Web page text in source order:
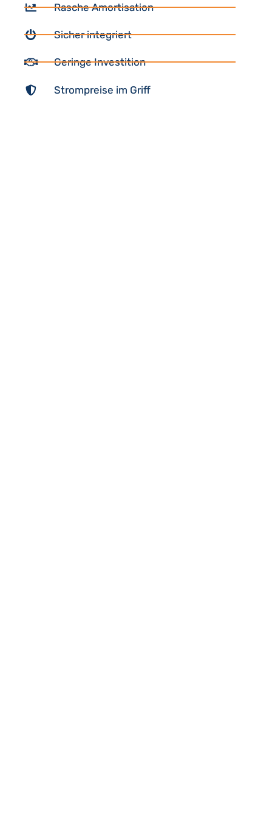
Rasche Amortisation
Sicher integriert
Geringe Investition
Strompreise im Griff